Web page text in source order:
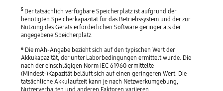
5 Der tatsächlich verfügbare Speicherplatz ist aufgrund der
benötigten Speicherkapazität für das Betriebssystem und der zur
Nutzung des Geräts erforderlichen Software geringer als der
angegebene Speicherplatz.
6 Die mAh-Angabe bezieht sich auf den typischen Wert der
Akkukapazität, der unter Laborbedingungen ermittelt wurde. Die
nach der einschlägigen Norm IEC 61960 ermittelte
(Mindest-)Kapazität beläuft sich auf einen geringeren Wert. Die
tatsächliche Akkulaufzeit kann je nach Netzwerkumgebung,
Nutzerverhalten und anderen Faktoren variieren.